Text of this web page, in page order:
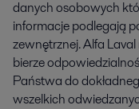
danych osobowych
informacje podlegają
zewnętrznej. Alfa
bierze
Państwa do
wszelkich